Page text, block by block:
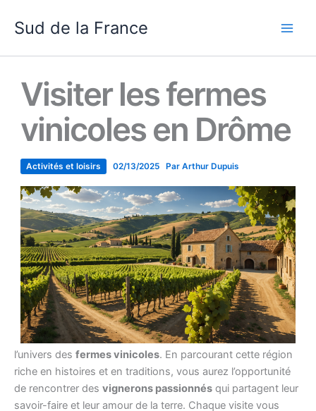
Sud de la France
Visiter les fermes
vinicoles en Drôme
Activités et loisirs 02/13/2025 ParArthur Dupuis
LaDrôme est une destination incontournable pour les
amoureux du vin, offrant un cadre idyllique pour découvrir
l’univers des fermes vinicoles. En parcourant cette région
riche en histoires et en traditions, vous aurez l’opportunité
de rencontrer des vignerons passionnés qui partagent leur
savoir-faire et leur amour de la terre. Chaque visite vous